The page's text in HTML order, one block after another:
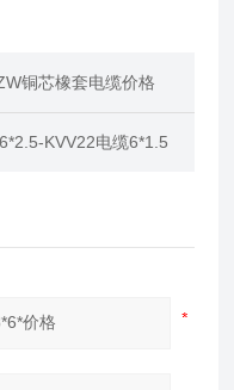
铜芯橡套电缆价格
KVV22电缆6*1.5